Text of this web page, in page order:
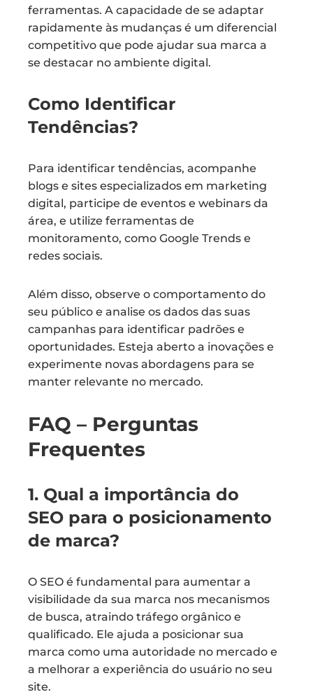
ferramentas. A capacidade de se adaptar
rapidamente às mudanças é um diferencial
competitivo que pode ajudar sua marca a
se destacar no ambiente digital.
Como Identificar
Tendências?
Para identificar tendências, acompanhe
blogs e sites especializados em marketing
digital, participe de eventos e webinars da
área, e utilize ferramentas de
monitoramento, como Google Trends e
redes sociais.
Além disso, observe o comportamento do
seu público e analise os dados das suas
campanhas para identificar padrões e
oportunidades. Esteja aberto a inovações e
experimente novas abordagens para se
manter relevante no mercado.
FAQ – Perguntas
Frequentes
1. Qual a importância do
SEO para o posicionamento
de marca?
O SEO é fundamental para aumentar a
visibilidade da sua marca nos mecanismos
de busca, atraindo tráfego orgânico e
qualificado. Ele ajuda a posicionar sua
marca como uma autoridade no mercado e
a melhorar a experiência do usuário no seu
site.